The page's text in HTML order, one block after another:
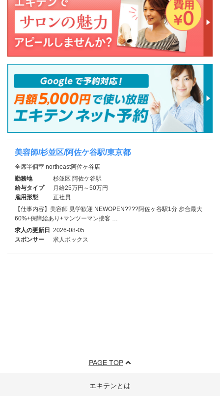
美容師/杉並区/阿佐ケ谷駅/東京都
全席半個室 northeast阿佐ヶ谷店
勤務地
杉並区 阿佐ケ谷駅
給与タイプ
月給25万円～50万円
雇用形態
正社員
【仕事内容】美容師 見学歓迎 NEWOPEN????阿佐ヶ谷駅1分 歩合最大
60%+保障給あり+マンツーマン接客 …
求人の更新日 2026-08-05
スポンサー
求人ボックス
PAGE TOP
エキテンとは